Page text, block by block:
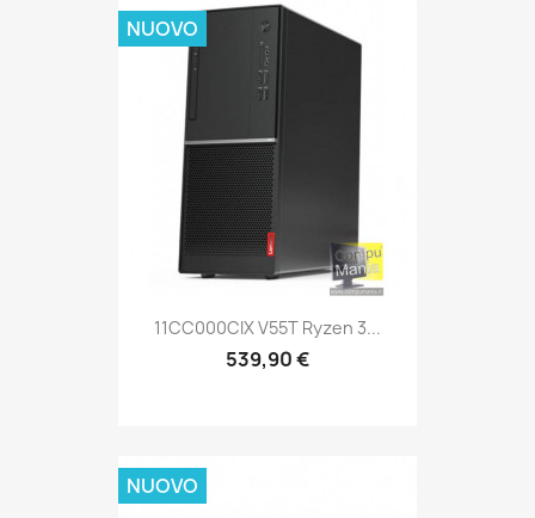
11CC000CIX V55T Ryzen 3...
539,90 €
NUOVO
NUOVO